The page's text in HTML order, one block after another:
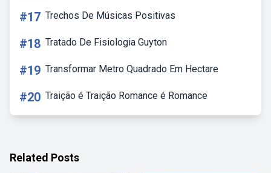
#17 Trechos De Músicas Positivas
#18 Tratado De Fisiologia Guyton
#19 Transformar Metro Quadrado Em Hectare
#20 Traição é Traição Romance é Romance
Related Posts